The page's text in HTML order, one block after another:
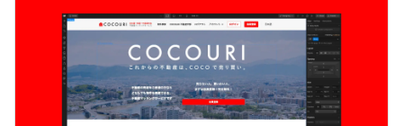
Cocouri
不動産売買のマッチングサービス自体をフルスクラ
ッチからWebflowへ移行して、運用の柔軟性を大幅
に向上